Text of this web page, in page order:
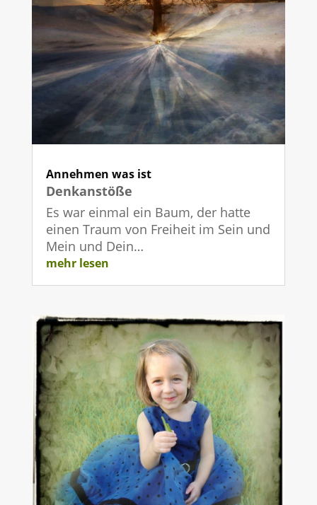
Annehmen was ist
Denkanstöße
Es war einmal ein Baum, der hatte
einen Traum von Freiheit im Sein und
Mein und Dein…
mehr lesen